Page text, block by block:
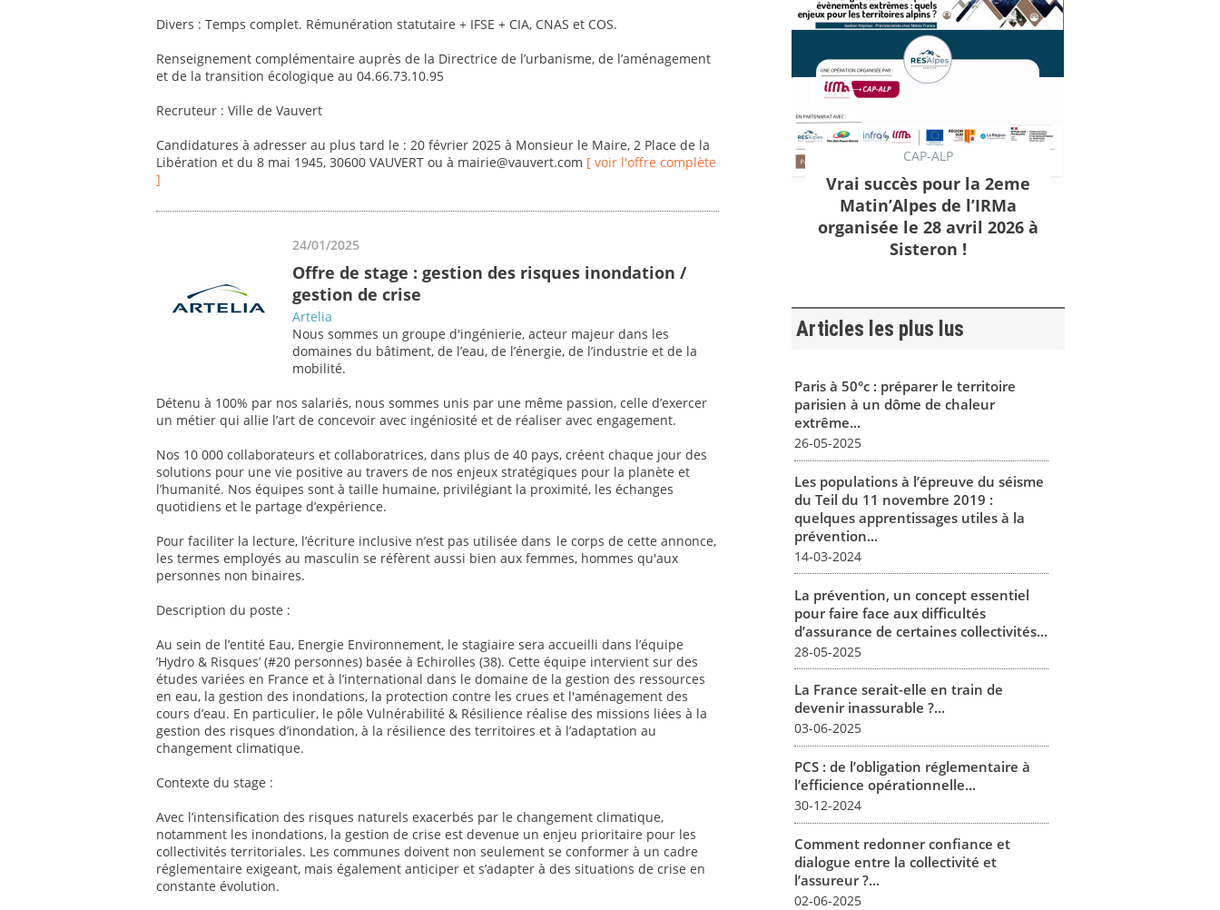
Divers : Temps complet. Rémunération statutaire + IFSE + CIA, CNAS et COS.
Renseignement complémentaire auprès de la Directrice de l’urbanisme, de l’aménagement
et de la transition écologique au 04.66.73.10.95
Recruteur : Ville de Vauvert
Candidatures à adresser au plus tard le : 20 février 2025 à Monsieur le Maire, 2 Place de la
Libération et du 8 mai 1945, 30600 VAUVERT ou à mairie@vauvert.com [ voir l'offre complète
]
24/01/2025
Offre de stage : gestion des risques inondation /
gestion de crise
Artelia
Nous sommes un groupe d'ingénierie, acteur majeur dans les
domaines du bâtiment, de l’eau, de l’énergie, de l’industrie et de la
mobilité.
Détenu à 100% par nos salariés, nous sommes unis par une même passion, celle d’exercer
un métier qui allie l’art de concevoir avec ingéniosité et de réaliser avec engagement.
Nos 10 000 collaborateurs et collaboratrices, dans plus de 40 pays, créent chaque jour des
solutions pour une vie positive au travers de nos enjeux stratégiques pour la planète et
l’humanité. Nos équipes sont à taille humaine, privilégiant la proximité, les échanges
quotidiens et le partage d’expérience.
Pour faciliter la lecture, l’écriture inclusive n’est pas utilisée dans le corps de cette annonce,
les termes employés au masculin se réfèrent aussi bien aux femmes, hommes qu'aux
personnes non binaires.
Description du poste :
Au sein de l’entité Eau, Energie Environnement, le stagiaire sera accueilli dans l’équipe
’Hydro & Risques’ (#20 personnes) basée à Echirolles (38). Cette équipe intervient sur des
études variées en France et à l’international dans le domaine de la gestion des ressources
en eau, la gestion des inondations, la protection contre les crues et l'aménagement des
cours d’eau. En particulier, le pôle Vulnérabilité & Résilience réalise des missions liées à la
gestion des risques d’inondation, à la résilience des territoires et à l’adaptation au
changement climatique.
Contexte du stage :
Avec l’intensification des risques naturels exacerbés par le changement climatique,
notamment les inondations, la gestion de crise est devenue un enjeu prioritaire pour les
collectivités territoriales. Les communes doivent non seulement se conformer à un cadre
réglementaire exigeant, mais également anticiper et s’adapter à des situations de crise en
constante évolution.
CAP-ALP
Vrai succès pour la 2eme
Matin’Alpes de l’IRMa
organisée le 28 avril 2026 à
Sisteron !
Articles les plus lus
Paris à 50°c : préparer le territoire
parisien à un dôme de chaleur
extrême...
26-05-2025
Les populations à l’épreuve du séisme
du Teil du 11 novembre 2019 :
quelques apprentissages utiles à la
prévention...
14-03-2024
La prévention, un concept essentiel
pour faire face aux difficultés
d’assurance de certaines collectivités...
28-05-2025
La France serait-elle en train de
devenir inassurable ?...
03-06-2025
PCS : de l’obligation réglementaire à
l’efficience opérationnelle...
30-12-2024
Comment redonner confiance et
dialogue entre la collectivité et
l’assureur ?...
02-06-2025